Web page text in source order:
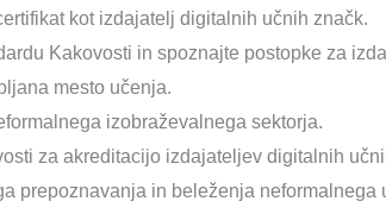
kot izdajatelj digitalnih učnih značk.
Kakovosti in spoznajte postopke za
mesto učenja.
izobraževalnega sektorja.
za akreditacijo izdajateljev digitalnih
prepoznavanja in beleženja